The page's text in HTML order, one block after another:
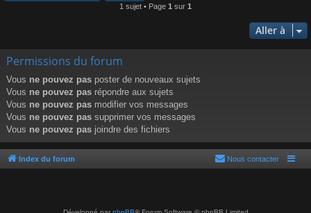
1 sujet • Page 1 sur 1
Aller à
Permissions du forum
Vous ne pouvez pas poster de nouveaux sujets
Vous ne pouvez pas répondre aux sujets
Vous ne pouvez pas modifier vos messages
Vous ne pouvez pas supprimer vos messages
Vous ne pouvez pas joindre des fichiers
Index du forum Nous contacter